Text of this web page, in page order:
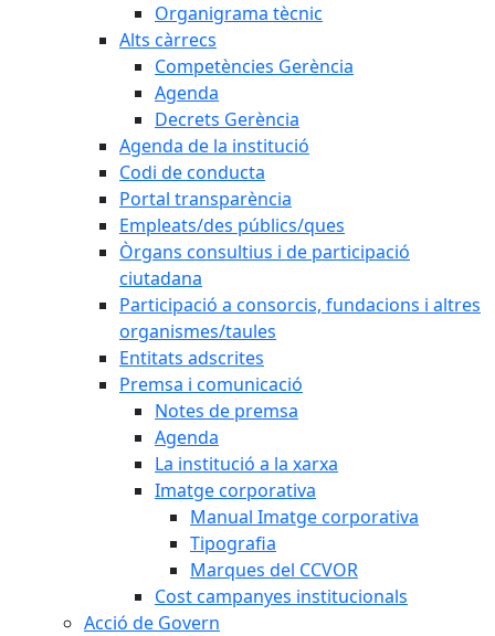
Organigrama tècnic
Alts càrrecs
Competències Gerència
Agenda
Decrets Gerència
Agenda de la institució
Codi de conducta
Portal transparència
Empleats/des públics/ques
Òrgans consultius i de participació
ciutadana
Participació a consorcis, fundacions i altres
organismes/taules
Entitats adscrites
Premsa i comunicació
Notes de premsa
Agenda
La institució a la xarxa
Imatge corporativa
Manual Imatge corporativa
Tipografia
Marques del CCVOR
Cost campanyes institucionals
Acció de Govern